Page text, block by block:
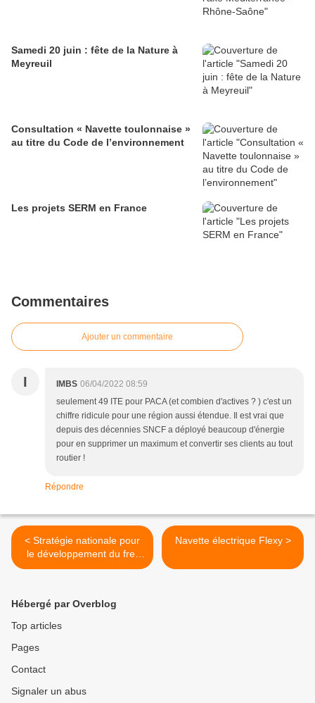
Samedi 20 juin : fête de la Nature à
Meyreuil
Consultation « Navette toulonnaise »
au titre du Code de l’environnement
Les projets SERM en France
Commentaires
Ajouter un commentaire
I IMBS 06/04/2022 08:59
seulement 49 ITE pour PACA (et combien d'actives ? ) c'est un
chiffre ridicule pour une région aussi étendue. Il est vrai que
depuis des décennies SNCF a déployé beaucoup d'énergie
pour en supprimer un maximum et convertir ses clients au tout
routier !
Répondre
< Stratégie nationale pour
le développement du fret
ferroviaire
Navette électrique Flexy >
Hébergé par Overblog
Top articles
Pages
Contact
Signaler un abus